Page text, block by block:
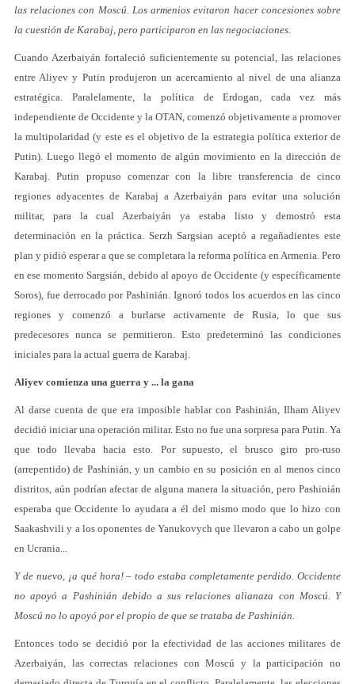
las relaciones con Moscú. Los armenios evitaron hacer concesiones sobre
la cuestión de Karabaj, pero participaron en las negociaciones.
Cuando Azerbaiyán fortaleció suficientemente su potencial, las relaciones
entre Aliyev y Putin produjeron un acercamiento al nivel de una alianza
estratégica. Paralelamente, la política de Erdogan, cada vez más
independiente de Occidente y la OTAN, comenzó objetivamente a promover
la multipolaridad (y este es el objetivo de la estrategia política exterior de
Putin). Luego llegó el momento de algún movimiento en la dirección de
Karabaj. Putin propuso comenzar con la libre transferencia de cinco
regiones adyacentes de Karabaj a Azerbaiyán para evitar una solución
militar, para la cual Azerbaiyán ya estaba listo y demostró esta
determinación en la práctica. Serzh Sargsian aceptó a regañadientes este
plan y pidió esperar a que se completara la reforma política en Armenia. Pero
en ese momento Sargsián, debido al apoyo de Occidente (y específicamente
Soros), fue derrocado por Pashinián. Ignoró todos los acuerdos en las cinco
regiones y comenzó a burlarse activamente de Rusia, lo que sus
predecesores nunca se permitieron. Esto predeterminó las condiciones
iniciales para la actual guerra de Karabaj.
Aliyev comienza una guerra y ... la gana
Al darse cuenta de que era imposible hablar con Pashinián, Ilham Aliyev
decidió iniciar una operación militar. Esto no fue una sorpresa para Putin. Ya
que todo llevaba hacia esto. Por supuesto, el brusco giro pro-ruso
(arrepentido) de Pashinián, y un cambio en su posición en al menos cinco
distritos, aún podrían afectar de alguna manera la situación, pero Pashinián
esperaba que Occidente lo ayudara a él del mismo modo que lo hizo con
Saakashvili y a los oponentes de Yanukovych que llevaron a cabo un golpe
en Ucrania...
Y de nuevo, ¡a qué hora! – todo estaba completamente perdido. Occidente
no apoyó a Pashinián debido a sus relaciones alianaza con Moscú. Y
Moscú no lo apoyó por el propio de que se trataba de Pashinián.
Entonces todo se decidió por la efectividad de las acciones militares de
Azerbaiyán, las correctas relaciones con Moscú y la participación no